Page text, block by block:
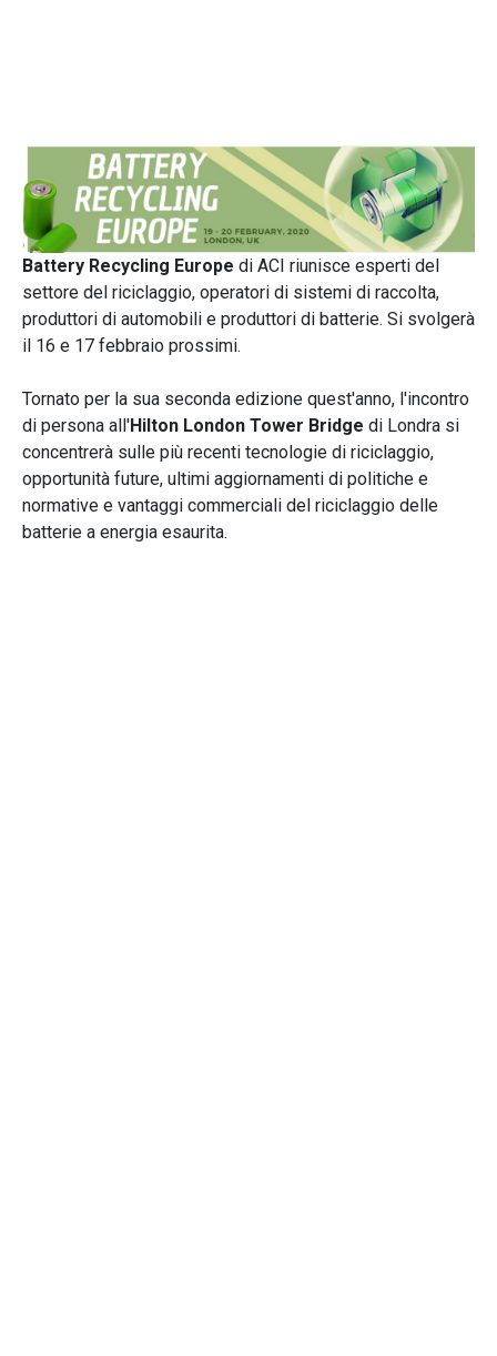
Battery Recycling Europe di ACI riunisce esperti del
settore del riciclaggio, operatori di sistemi di raccolta,
produttori di automobili e produttori di batterie. Si svolgerà
il 16 e 17 febbraio prossimi.
Tornato per la sua seconda edizione quest'anno, l'incontro
di persona all'Hilton London Tower Bridge di Londra si
concentrerà sulle più recenti tecnologie di riciclaggio,
opportunità future, ultimi aggiornamenti di politiche e
normative e vantaggi commerciali del riciclaggio delle
batterie a energia esaurita.